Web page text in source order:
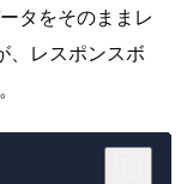
タをそのままレ
、レスポンスボ